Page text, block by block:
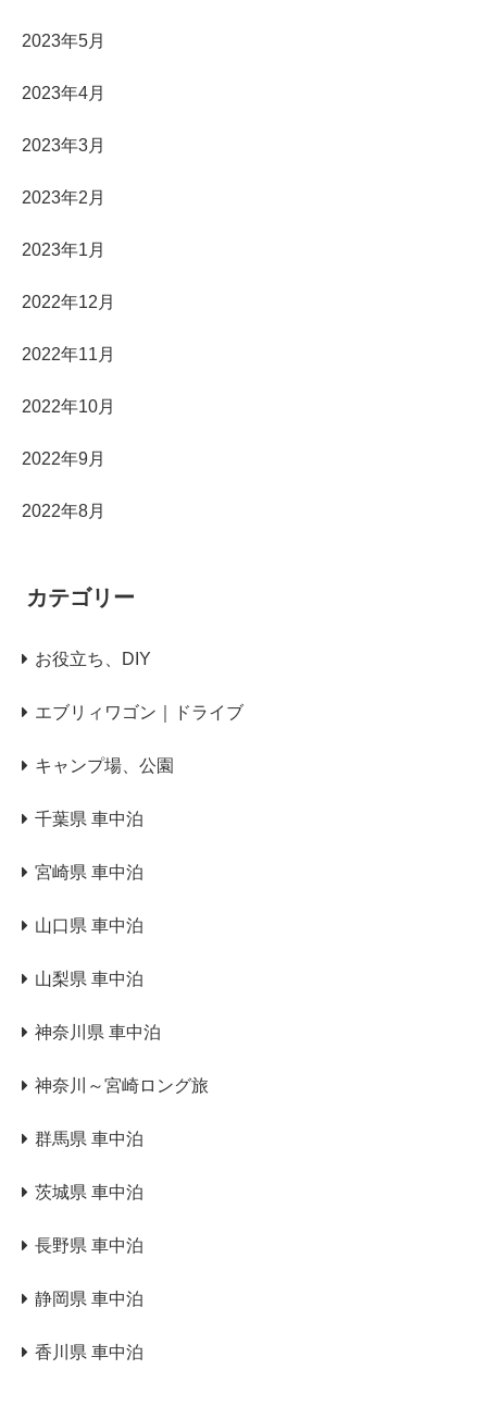
2023年5月
2023年4月
2023年3月
2023年2月
2023年1月
2022年12月
2022年11月
2022年10月
2022年9月
2022年8月
カテゴリー
お役立ち、DIY
エブリィワゴン｜ドライブ
キャンプ場、公園
千葉県 車中泊
宮崎県 車中泊
山口県 車中泊
山梨県 車中泊
神奈川県 車中泊
神奈川～宮崎ロング旅
群馬県 車中泊
茨城県 車中泊
長野県 車中泊
静岡県 車中泊
香川県 車中泊